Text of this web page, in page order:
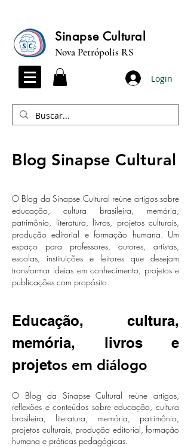
Sinapse Cultural
Nova Petrópolis RS
Login
Blog Sinapse Cultural
O Blog da Sinapse Cultural reúne artigos sobre
educação, cultura brasileira, memória,
patrimônio, literatura, livros, projetos culturais,
produção editorial e formação humana. Um
espaço para professores, autores, artistas,
escolas, instituições e leitores que desejam
transformar ideias em conhecimento, projetos e
publicações com propósito.
Educação, cultura,
memória, livros e
projetos em diálogo
O Blog da Sinapse Cultural reúne artigos,
reflexões e conteúdos sobre educação, cultura
brasileira, literatura, memória, patrimônio,
projetos culturais, produção editorial, formação
humana e práticas pedagógicas.